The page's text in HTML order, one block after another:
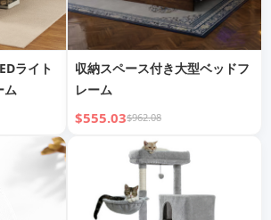
ライト
ム
収納スペース付き大型ベッドフ
レーム
$555.03$962.08